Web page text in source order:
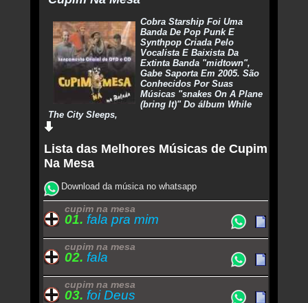
Cobra Starship Foi Uma
Banda De Pop Punk E
Synthpop Criada Pelo
Vocalista E Baixista Da
Extinta Banda "midtown",
Gabe Saporta Em 2005. São
Conhecidos Por Suas
Músicas "snakes On A Plane
(bring It)" Do álbum While
The City Sleeps,
Lista das Melhores Músicas de Cupim
Na Mesa
Download da música no whatsapp
cupim na mesa
01. fala pra mim
cupim na mesa
02. fala
cupim na mesa
03. foi Deus